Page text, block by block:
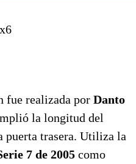
fue realizada por Danto
la longitud del
puerta trasera. Utiliza la
7 de 2005 como